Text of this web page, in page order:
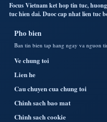
Focus Vietnam ket hop tin tuc,
tuc hien dai. Duoc cap nhat lien tuc
Pho bien
Ban tin bien tap hang ngay va nguon
Ve chung toi
Lien he
Cau chuyen cua chung toi
Chinh sach bao mat
Chinh sach cookie